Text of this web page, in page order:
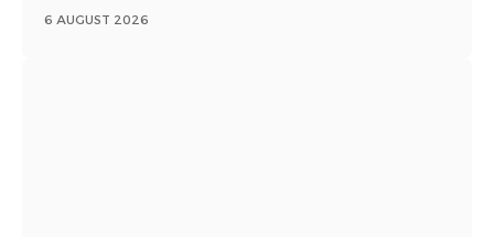
6 AUGUST 2026